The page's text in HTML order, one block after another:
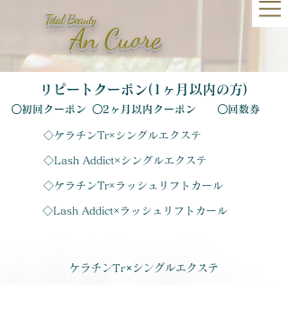
Total Beauty
An​ Cuore
リピートクーポン(1ヶ月以内の方)
〇初回クーポン 〇2ヶ月以内クーポン 〇回数券
◇ケラチンTr×シングルエクステ
◇Lash Addict×シングルエクステ
◇ケラチンTr×ラッシュリフトカール
◇Lash Addict×ラッシュリフトカール
​ケラチンTr× シングルエクステ